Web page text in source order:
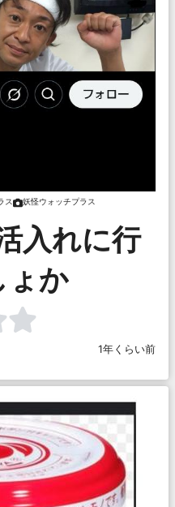
ス 妖怪ウォッチプラス
入れに行
ょか
1年くらい前